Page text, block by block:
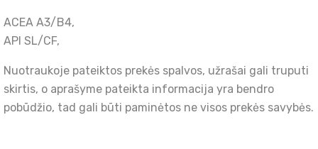
ACEA A3/B4,
API SL/CF,
Nuotraukoje pateiktos prekės spalvos, užrašai gali truputi
skirtis, o aprašyme pateikta informacija yra bendro
pobūdžio, tad gali būti paminėtos ne visos prekės savybės.